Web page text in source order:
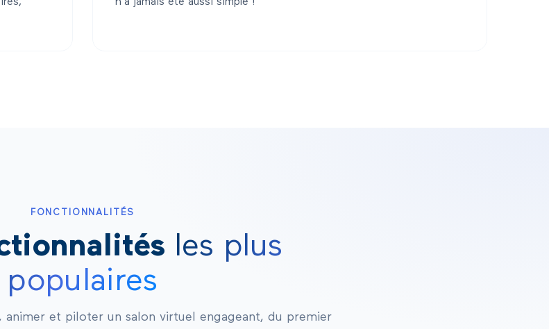
FONCTIONNALITÉS
les plus
populaires
et piloter un salon virtuel engageant, du premier